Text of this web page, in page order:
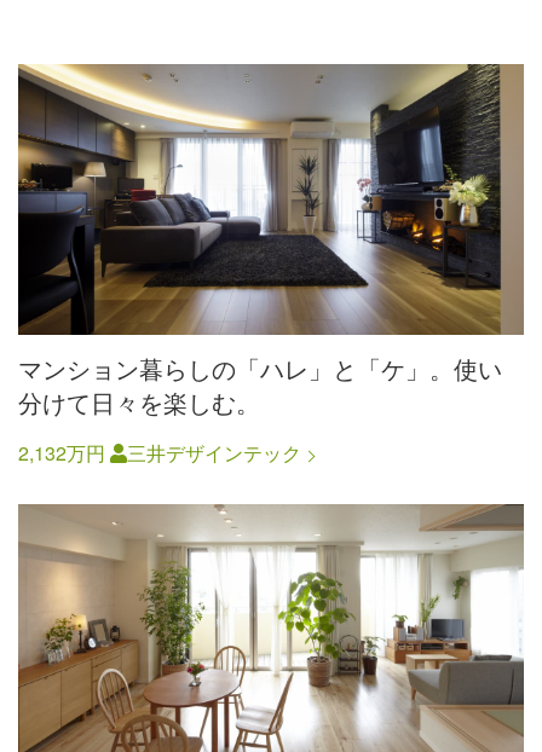
マンション暮らしの「ハレ」と「ケ」。使い
分けて日々を楽しむ。
2,132万円 三井デザインテック